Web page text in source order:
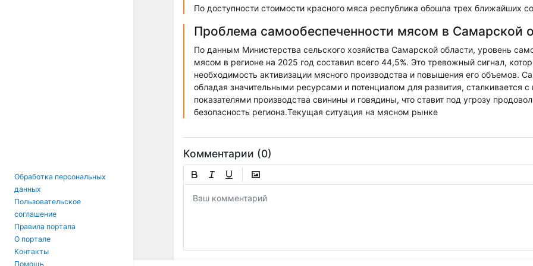
Обработка персональных
данных
Пользовательское
соглашение
Правила портала
О портале
Контакты
Помощь
По доступности стоимости красного мяса республика обошла трех ближайших
Проблема самообеспеченности мясом в Самарской
По данным Министерства сельского хозяйства Самарской области, уровень
мясом в регионе на 2025 год составил всего 44,5%. Это тревожный сигнал,
необходимость активизации мясного производства и повышения его объемов.
обладая значительными ресурсами и потенциалом для развития, сталкивается с
показателями производства свинины и говядины, что ставит под угрозу
безопасность региона.Текущая ситуация на мясном рынке
Комментарии (0)